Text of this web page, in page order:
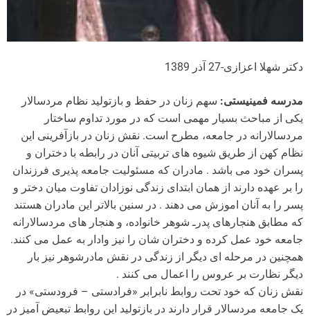
دکتر شهلا اعزازی-27 آذر 1389
مدرسه فمینیستی: سهم زنان در حفظ و بازتولید نظام مردسالار
یکی از مباحث بسیار مهمی است که در مورد تداوم ساختار
مردسالارانه در جامعه، مطرح است. نقش زنان در بازآفرینی این
نظام کهن از طریق شیوه های تربیتی آنان در رابطه با دختران و
پسران خود می باشد . مادران که مسئولیت جامعه پذیری فرزندان
را بر عهده دارند از همان ابتدای زندگی نوزادان تفاوت میان دختر و
پسر را به آنان اموزش می دهند . در سنین بالاتر این مادران هستند
که مطابق هنجارهای پدرـ شوهر خانواده، و هنجار های مردسالارانه
جامعه خود عمل کرده و دختران شان را نیز وادار به عمل می کنند.
همچنین در مرحله ای دیگر از زندگی در نقش مادرشوهر نیز بار
دیگر نظارت بر عروس را اعمال می کنند .
نقش زنان که خود تحت روابط نابرابر «فرادستی – فرودستی» در
یک جامعه مردسالار قرار دارند در بازتولید این روابط تبعیض آمیز در